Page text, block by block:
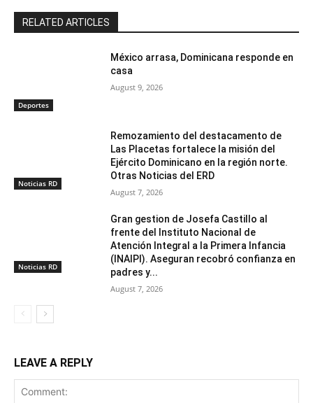
RELATED ARTICLES
Deportes
México arrasa, Dominicana responde en
casa
August 9, 2026
Noticias RD
Remozamiento del destacamento de
Las Placetas fortalece la misión del
Ejército Dominicano en la región norte.
Otras Noticias del ERD
August 7, 2026
Noticias RD
Gran gestion de Josefa Castillo al
frente del Instituto Nacional de
Atención Integral a la Primera Infancia
(INAIPI). Aseguran recobró confianza en
padres y...
August 7, 2026
LEAVE A REPLY